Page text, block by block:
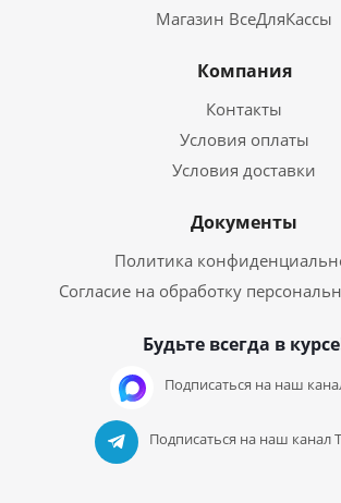
Магазин ВсеДляКассы
Компания
Контакты
Условия оплаты
Условия доставки
Документы
Политика
Согласие на обработку
Будьте всегда в
Подписаться на наш
Подписаться на наш канал